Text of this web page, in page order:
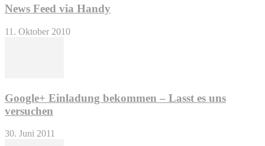
News Feed via Handy
11. Oktober 2010
Google+ Einladung bekommen – Lasst es uns
versuchen
30. Juni 2011